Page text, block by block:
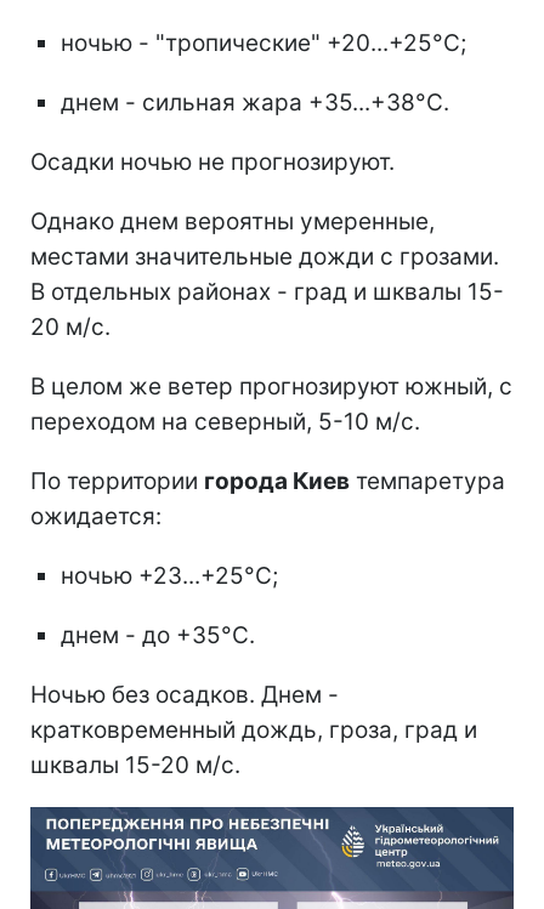
ночью - "тропические" +20...+25°С;
днем - сильная жара +35...+38°С.
Осадки ночью не прогнозируют.
Однако днем вероятны умеренные,
местами значительные дожди с грозами.
В отдельных районах - град и шквалы 15-
20 м/с.
В целом же ветер прогнозируют южный, с
переходом на северный, 5-10 м/с.
По территории города Киев темпаретура
ожидается:
ночью +23...+25°С;
днем - до +35°С.
Ночью без осадков. Днем -
кратковременный дождь, гроза, град и
шквалы 15-20 м/с.